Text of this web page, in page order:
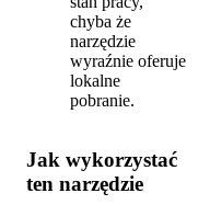
chyba że
narzędzie
wyraźnie oferuje
lokalne
pobranie.
Jak wykorzystać
ten narzędzie